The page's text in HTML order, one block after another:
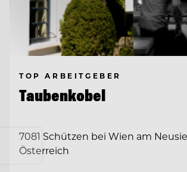
TOP ARBEITGEBER
Taubenkobel
7081 Schützen bei Wien am
Österreich